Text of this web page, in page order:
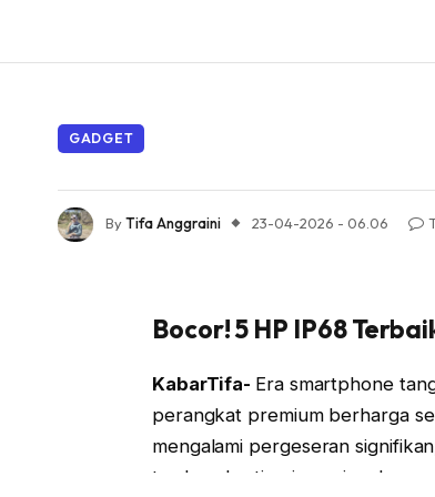
GADGET
ByTifa Anggraini 23-04-2026 - 06.06
Bocor! 5 HP IP68
KabarTifa- Era smartphone
perangkat premium berharga
mengalami pergeseran
terdemokratisasi, menjangkau